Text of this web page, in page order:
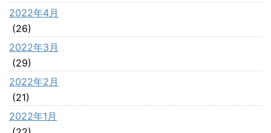
2022年4月
(26)
2022年3月
(29)
2022年2月
(21)
2022年1月